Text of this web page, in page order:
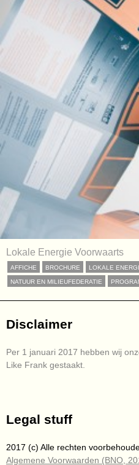
Lokale Energie Voorwaarts
AFFICHE BROCHURE LOKALE
NATUUR EN MILIEUFEDERATIE
Disclaimer
Per 1 januari 2017 hebben wij
Like Frank gestaakt.
Legal stuff
2017 (c) Alle rechten
Algemene Voorwaarden (BNO,